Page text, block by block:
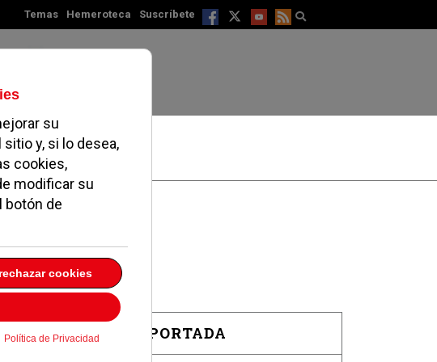
Temas Hemeroteca Suscríbete
ilegalmente
EN PORTADA